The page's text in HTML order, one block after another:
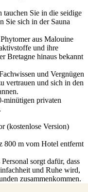
tauchen Sie in die seidige
Sie sich in der Sauna
aus Malouine
und ihre
Bretagne hinaus bekannt
und Vergnügen
vertrauen und sich in den
minütigen privaten
(kostenlose Version)
800 m vom Hotel entfernt
sorgt dafür, dass
und Ruhe wird,
zusammenkommen.